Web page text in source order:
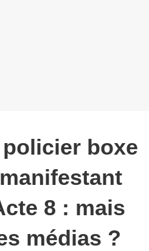
policier boxe
8 : mais
médias ?